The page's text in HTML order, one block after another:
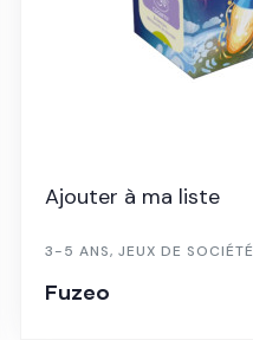
Ajouter à ma liste
3-5 ANS, JEUX DE SOCIÉTÉ
Fuzeo